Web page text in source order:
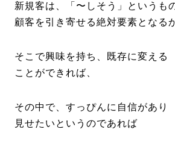
新規客は、「〜しそう」というも
顧客を引き寄せる絶対要素となる
そこで興味を持ち、既存に変える
ことができれば、
その中で、すっぴんに自信があり
見せたいというのであれば